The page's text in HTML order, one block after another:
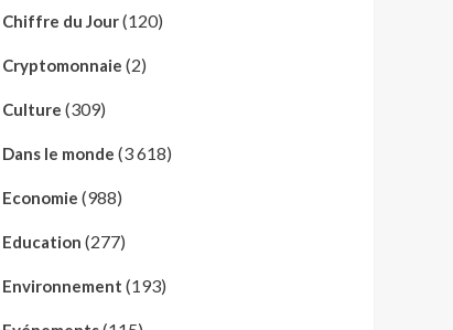
Chiffre du Jour(120)
Cryptomonnaie (2)
Culture (309)
Dans le monde (3 618)
Economie (988)
Education (277)
Environnement (193)